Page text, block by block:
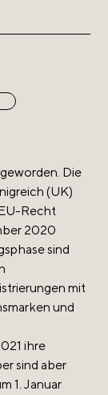
Die
(UK)
Recht
2020
sind
mit
und
ihre
sind aber
1. Januar